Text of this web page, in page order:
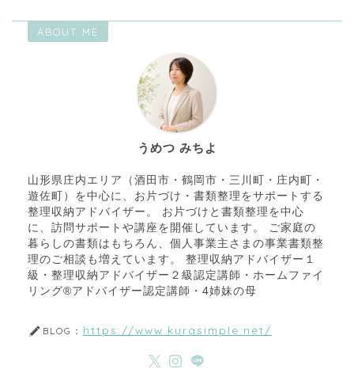
ABOUT ME
うめつ みちよ
山形県庄内エリア（酒田市・鶴岡市・三川町・庄内町・
遊佐町）を中心に、お片づけ・書類整理をサポートする
整理収納アドバイザー。 お片づけと書類整理を中心
に、訪問サポートや講座を開催しています。 ご家庭の
暮らしの書類はもちろん、個人事業主さまの事業書類整
理のご相談も増えています。 整理収納アドバイザー１
級・整理収納アドバイザー２級認定講師・ホームファイ
リング®アドバイザー認定講師・4姉妹の母
BLOG： https://www.kurasimple.net/